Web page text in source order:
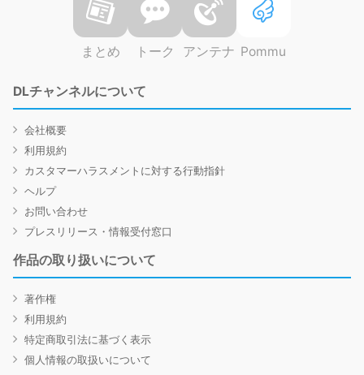
まとめ トーク アンテナ Pommu
DLチャンネルについて
会社概要
利用規約
カスタマーハラスメントに対する行動指針
ヘルプ
お問い合わせ
プレスリリース・情報受付窓口
作品の取り扱いについて
著作権
利用規約
特定商取引法に基づく表示
個人情報の取扱いについて